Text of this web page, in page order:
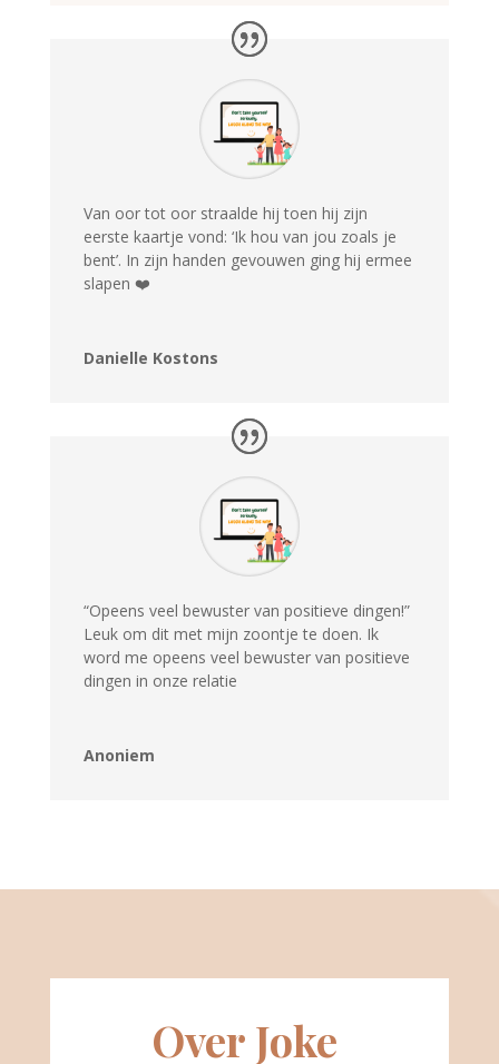
Van oor tot oor straalde hij toen hij zijn
eerste kaartje vond: ‘Ik hou van jou zoals je
bent’. In zijn handen gevouwen ging hij ermee
slapen ❤️
Danielle Kostons
“Opeens veel bewuster van positieve dingen!”
Leuk om dit met mijn zoontje te doen. Ik
word me opeens veel bewuster van positieve
dingen in onze relatie
Anoniem
Over Joke